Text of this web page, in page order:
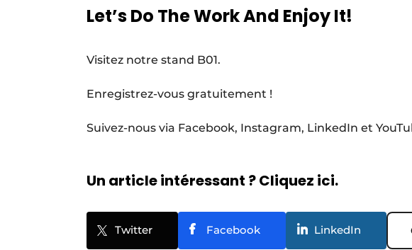
Let’s Do The Work And Enjoy It!
Visitez notre stand B01.
Enregistrez-vous gratuitement !
Suivez-nous via Facebook, Instagram, LinkedIn et
Un article intéressant ? Cliquez ici.
Twitter Facebook LinkedIn